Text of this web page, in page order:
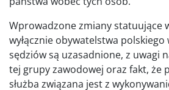
Wprowadzone zmiany statuujące
wyłącznie obywatelstwa
sędziów są uzasadnione, z uwagi
tej grupy zawodowej oraz fakt, że
służba związana jest z